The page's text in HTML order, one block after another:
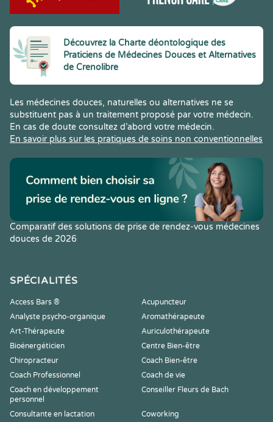
Découvrez la Charte déontologique des
Praticiens de Médecines Douces et Alternatives
de Crenolibre
Les médecines douces, naturelles ou alternatives ne se
substituent pas à un traitement proposé par votre médecin.
En cas de doute consultez d’abord votre médecin.
En savoir plus sur les pratiques de soins non conventionnelles
Comparatif des solutions de prise de rendez-vous médecines
douces de 2026
SPÉCIALITÉS
Access Bars ®
Acupuncteur
Analyste psycho-organique
Aromathérapeute
Art-Thérapeute
Auriculothérapeute
Bioénergéticien
Centre Bien-être
Chiropracteur
Coach Bien-être
Coach Professionnel
Coach de vie
Coach en développement
personnel
Conseiller Fleurs de Bach
Consultante en lactation
Coworking